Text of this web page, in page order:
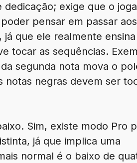
exige que o
pensar em passar aos
que ele realmente
tocar as sequências.
segunda nota mova o
negras devem ser
Sim, existe modo Pro
já que implica uma
normal é o baixo de